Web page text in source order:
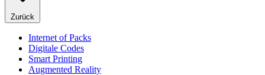
Zurück
Internet of Packs
Digitale Codes
Smart Printing
Augmented Reality